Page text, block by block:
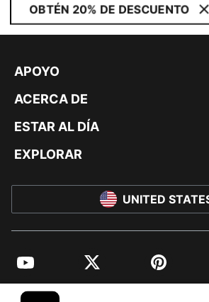
OBTÉN 20% DE DESCUENTO
APOYO
ACERCA DE
ESTAR AL DÍA
EXPLORAR
UNITED
YouTube Twitter Pinterest
©